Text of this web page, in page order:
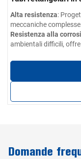
Alta resistenza:
meccaniche complesse.
Resistenza alla
ambientali difficili,
Dimensioni
dimensioni, spessori
esigenze specifiche.
garantire prestazioni
Domande